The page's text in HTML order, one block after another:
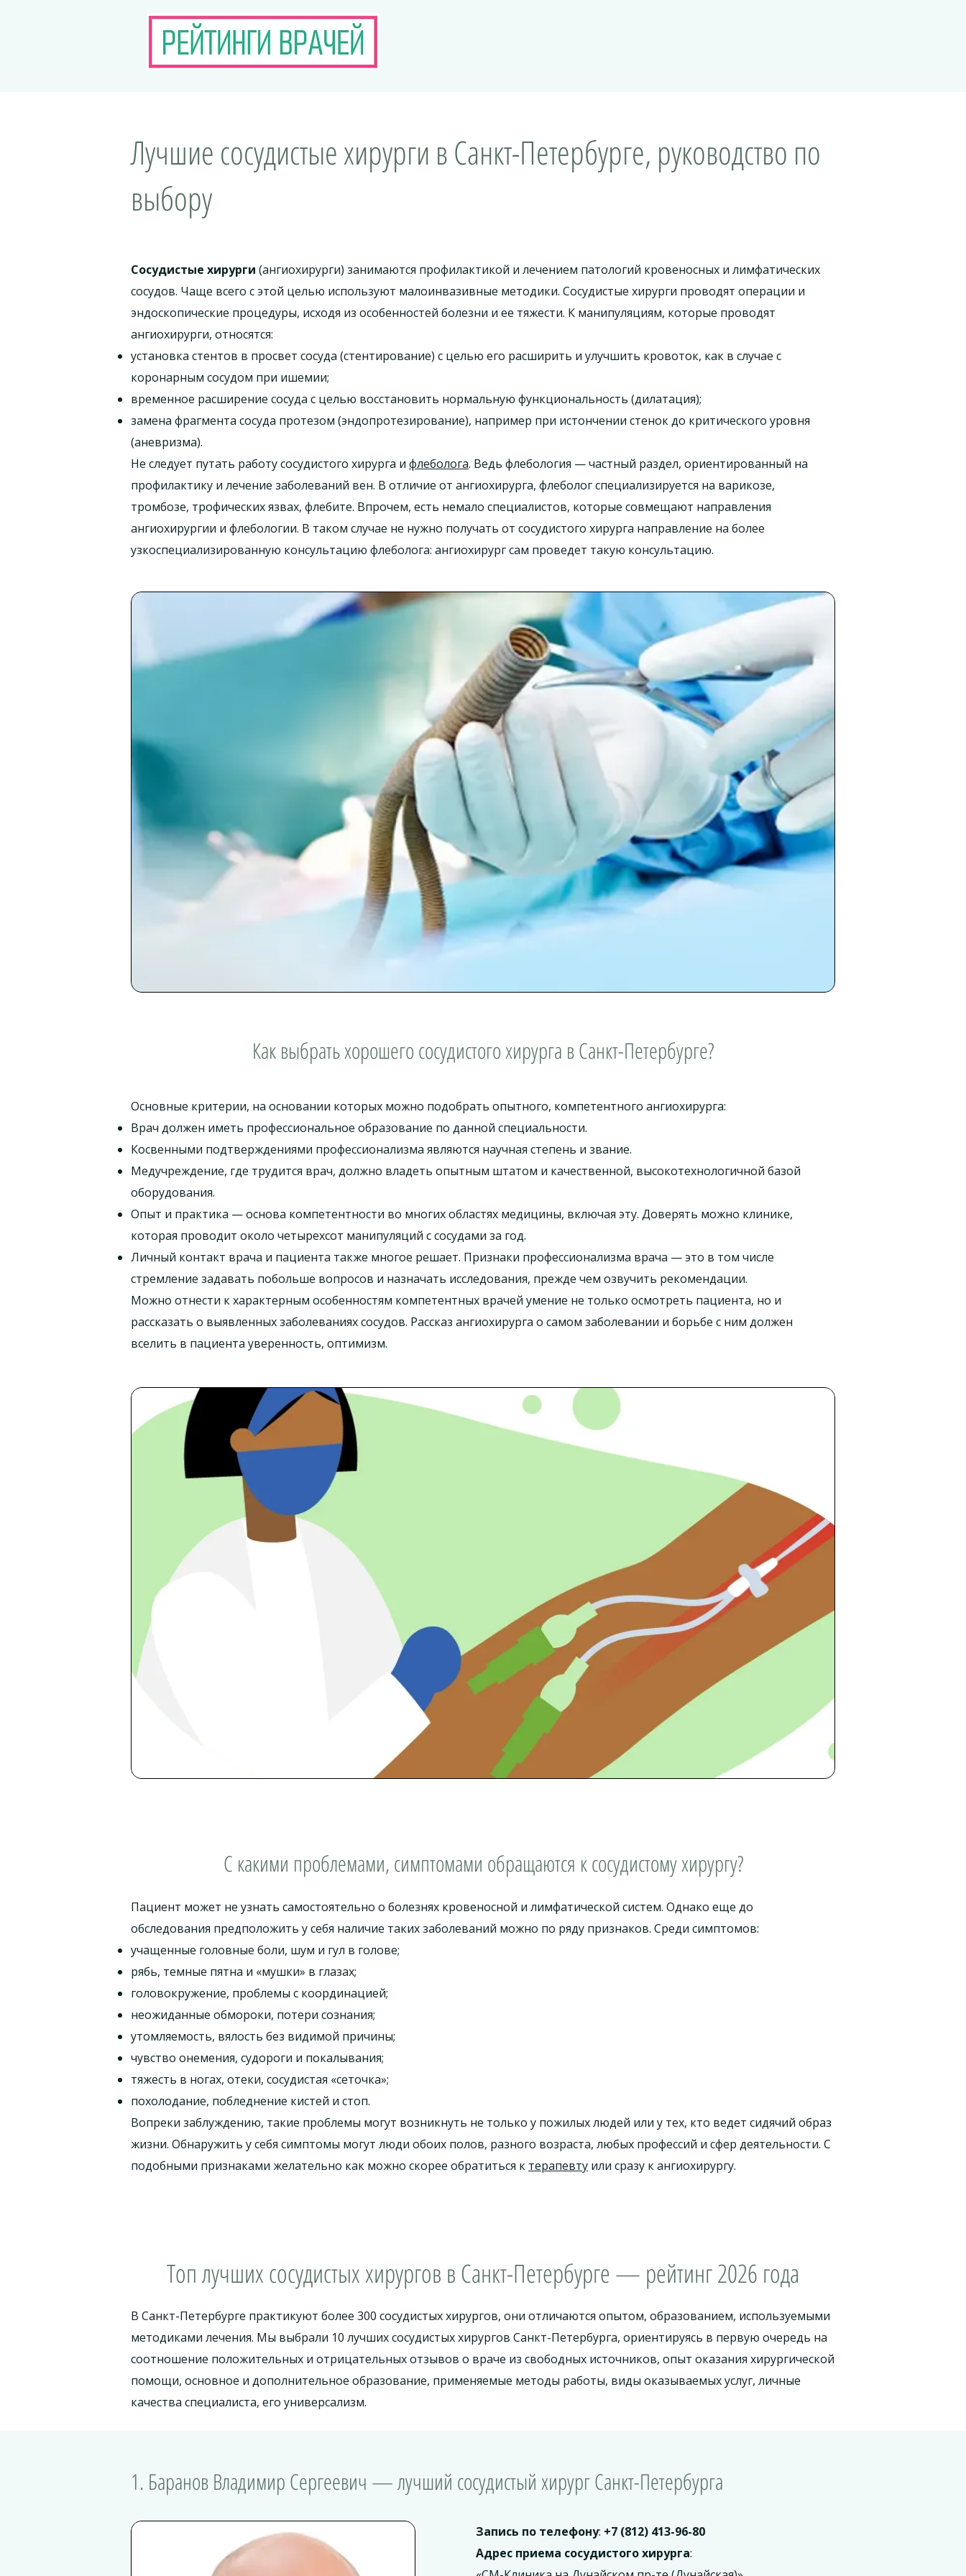
Лучшие сосудистые хирурги в Санкт-Петербурге, руководство по
выбору
Сосудистые хирурги (ангиохирурги) занимаются профилактикой и лечением патологий кровеносных и лимфатических
сосудов. Чаще всего с этой целью используют малоинвазивные методики. Сосудистые хирурги проводят операции и
эндоскопические процедуры, исходя из особенностей болезни и ее тяжести. К манипуляциям, которые проводят
ангиохирурги, относятся:
установка стентов в просвет сосуда (стентирование) с целью его расширить и улучшить кровоток, как в случае с
коронарным сосудом при ишемии;
временное расширение сосуда с целью восстановить нормальную функциональность (дилатация);
замена фрагмента сосуда протезом (эндопротезирование), например при истончении стенок до критического уровня
(аневризма).
Не следует путать работу сосудистого хирурга и флеболога. Ведь флебология — частный раздел, ориентированный на
профилактику и лечение заболеваний вен. В отличие от ангиохирурга, флеболог специализируется на варикозе,
тромбозе, трофических язвах, флебите. Впрочем, есть немало специалистов, которые совмещают направления
ангиохирургии и флебологии. В таком случае не нужно получать от сосудистого хирурга направление на более
узкоспециализированную консультацию флеболога: ангиохирург сам проведет такую консультацию.
Как выбрать хорошего сосудистого хирурга в Санкт-Петербурге?
Основные критерии, на основании которых можно подобрать опытного, компетентного ангиохирурга:
Врач должен иметь профессиональное образование по данной специальности.
Косвенными подтверждениями профессионализма являются научная степень и звание.
Медучреждение, где трудится врач, должно владеть опытным штатом и качественной, высокотехнологичной базой
оборудования.
Опыт и практика — основа компетентности во многих областях медицины, включая эту. Доверять можно клинике,
которая проводит около четырехсот манипуляций с сосудами за год.
Личный контакт врача и пациента также многое решает. Признаки профессионализма врача — это в том числе
стремление задавать побольше вопросов и назначать исследования, прежде чем озвучить рекомендации.
Можно отнести к характерным особенностям компетентных врачей умение не только осмотреть пациента, но и
рассказать о выявленных заболеваниях сосудов. Рассказ ангиохирурга о самом заболевании и борьбе с ним должен
вселить в пациента уверенность, оптимизм.
С какими проблемами, симптомами обращаются к сосудистому хирургу?
Пациент может не узнать самостоятельно о болезнях кровеносной и лимфатической систем. Однако еще до
обследования предположить у себя наличие таких заболеваний можно по ряду признаков. Среди симптомов:
учащенные головные боли, шум и гул в голове;
рябь, темные пятна и «мушки» в глазах;
головокружение, проблемы с координацией;
неожиданные обмороки, потери сознания;
утомляемость, вялость без видимой причины;
чувство онемения, судороги и покалывания;
тяжесть в ногах, отеки, сосудистая «сеточка»;
похолодание, побледнение кистей и стоп.
Вопреки заблуждению, такие проблемы могут возникнуть не только у пожилых людей или у тех, кто ведет сидячий образ
жизни. Обнаружить у себя симптомы могут люди обоих полов, разного возраста, любых профессий и сфер деятельности. С
подобными признаками желательно как можно скорее обратиться к терапевту или сразу к ангиохирургу.
Топ лучших сосудистых хирургов в Санкт-Петербурге — рейтинг 2026 года
В Санкт-Петербурге практикуют более 300 сосудистых хирургов, они отличаются опытом, образованием, используемыми
методиками лечения. Мы выбрали 10 лучших сосудистых хирургов Санкт-Петербурга, ориентируясь в первую очередь на
соотношение положительных и отрицательных отзывов о враче из свободных источников, опыт оказания хирургической
помощи, основное и дополнительное образование, применяемые методы работы, виды оказываемых услуг, личные
качества специалиста, его универсализм.
1. Баранов Владимир Сергеевич — лучший сосудистый хирург Санкт-Петербурга
Запись по телефону: +7 (812) 413-96-80
Адрес приема сосудистого хирурга: